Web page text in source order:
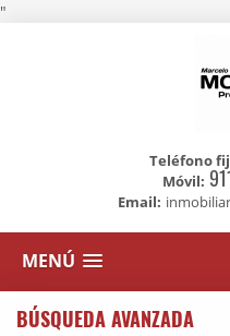
"
Teléfono
Móvil:
Email:
MENÚ
BÚSQUEDA AVANZADA